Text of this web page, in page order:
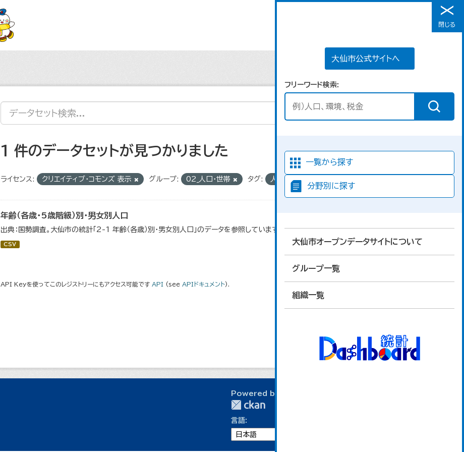
メニュー
大仙市公式サイトへ
フリーワード検索
一覧から探す
分野別に探す
大仙市オープンデータサイトについて
グループ一覧
組織一覧
閉じる
1 件のデータセットが見つかりました
ライセンス: クリエイティブ・コモンズ 表示 グループ: 02_人口・世帯 タグ: 人口
年齢（各歳・5歳階級）別・男女別人口
出典：国勢調査。大仙市の統計「2-1 年齢（各歳）別・男女別人口」のデータを参照しています。
CSV
API Keyを使ってこのレジストリーにもアクセス可能です API (see APIドキュメント).
Powered by
言語